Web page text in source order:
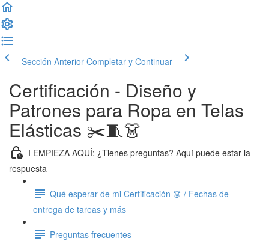
Sección Anterior Completar y Continuar
Certificación - Diseño y
Patrones para Ropa en Telas
Elásticas ✂️🧵👗
I EMPIEZA AQUÍ: ¿Tienes preguntas? Aquí puede estar la
respuesta
Qué esperar de mi Certificación 👗 / Fechas de
entrega de tareas y más
Preguntas frecuentes